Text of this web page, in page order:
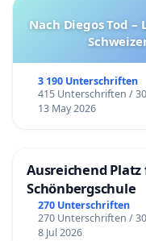
Nach Diegos Tod
3 190 Unterschriften
415 Unterschriften /
13 May 2026
Ausreichend
Schönbergschule
270 Unterschriften
270 Unterschriften /
8 Jul 2026